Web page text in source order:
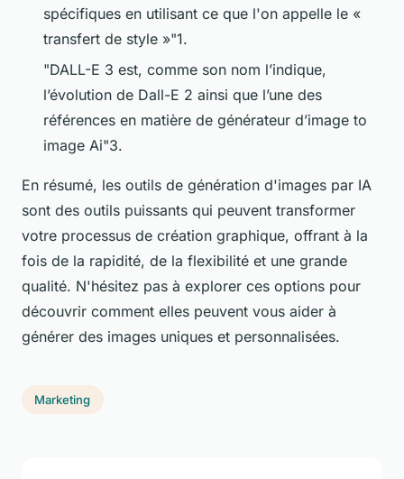
spécifiques en utilisant ce que l'on appelle le «
transfert de style »"1.
"DALL-E 3 est, comme son nom l’indique,
l’évolution de Dall-E 2 ainsi que l’une des
références en matière de générateur d’image to
image Ai"3.
En résumé, les outils de génération d'images par IA
sont des outils puissants qui peuvent transformer
votre processus de création graphique, offrant à la
fois de la rapidité, de la flexibilité et une grande
qualité. N'hésitez pas à explorer ces options pour
découvrir comment elles peuvent vous aider à
générer des images uniques et personnalisées.
Marketing